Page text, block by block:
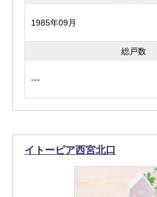
1985年09月
総戸数
---
イトーピア西宮北口